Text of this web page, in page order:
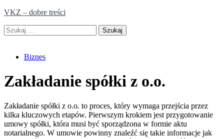
Skip
content
VKZ – dobre treści
Szukaj:
Biznes
Zakładanie spółki z o.o.
Zakładanie spółki z o.o. to proces, który wymaga przejścia przez
kilka kluczowych etapów. Pierwszym krokiem jest przygotowanie
umowy spółki, która musi być sporządzona w formie aktu
notarialnego. W umowie powinny znaleźć się takie informacje jak